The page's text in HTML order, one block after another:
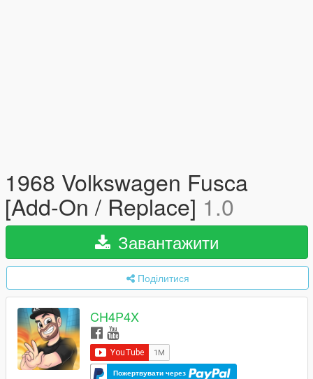
1968 Volkswagen Fusca
[Add-On / Replace] 1.0
Завантажити
Поділитися
CH4P4X
Пожертвувати через